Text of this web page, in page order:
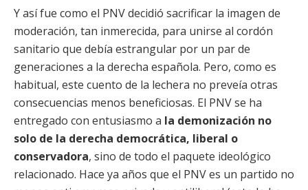
Y así fue como el PNV decidió sacrificar la imagen de
moderación, tan inmerecida, para unirse al cordón
sanitario que debía estrangular por un par de
generaciones a la derecha española. Pero, como es
habitual, este cuento de la lechera no preveía otras
consecuencias menos beneficiosas. El PNV se ha
entregado con entusiasmo a la demonización no
solo de la derecha democrática, liberal o
conservadora, sino de todo el paquete ideológico
relacionado. Hace ya años que el PNV es un partido no